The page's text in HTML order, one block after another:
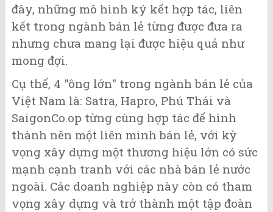
đây, những mô hình ký kết hợp tác, liên
kết trong ngành bán lẻ từng được đưa ra
nhưng chưa mang lại được hiệu quả như
mong đợi.
Cụ thể, 4 "ông lớn" trong ngành bán lẻ của
Việt Nam là: Satra, Hapro, Phú Thái và
SaigonCo.op từng cùng hợp tác để hình
thành nên một liên minh bán lẻ, với kỳ
vọng xây dựng một thương hiệu lớn có sức
mạnh cạnh tranh với các nhà bán lẻ nước
ngoài. Các doanh nghiệp này còn có tham
vọng xây dựng và trở thành một tập đoàn